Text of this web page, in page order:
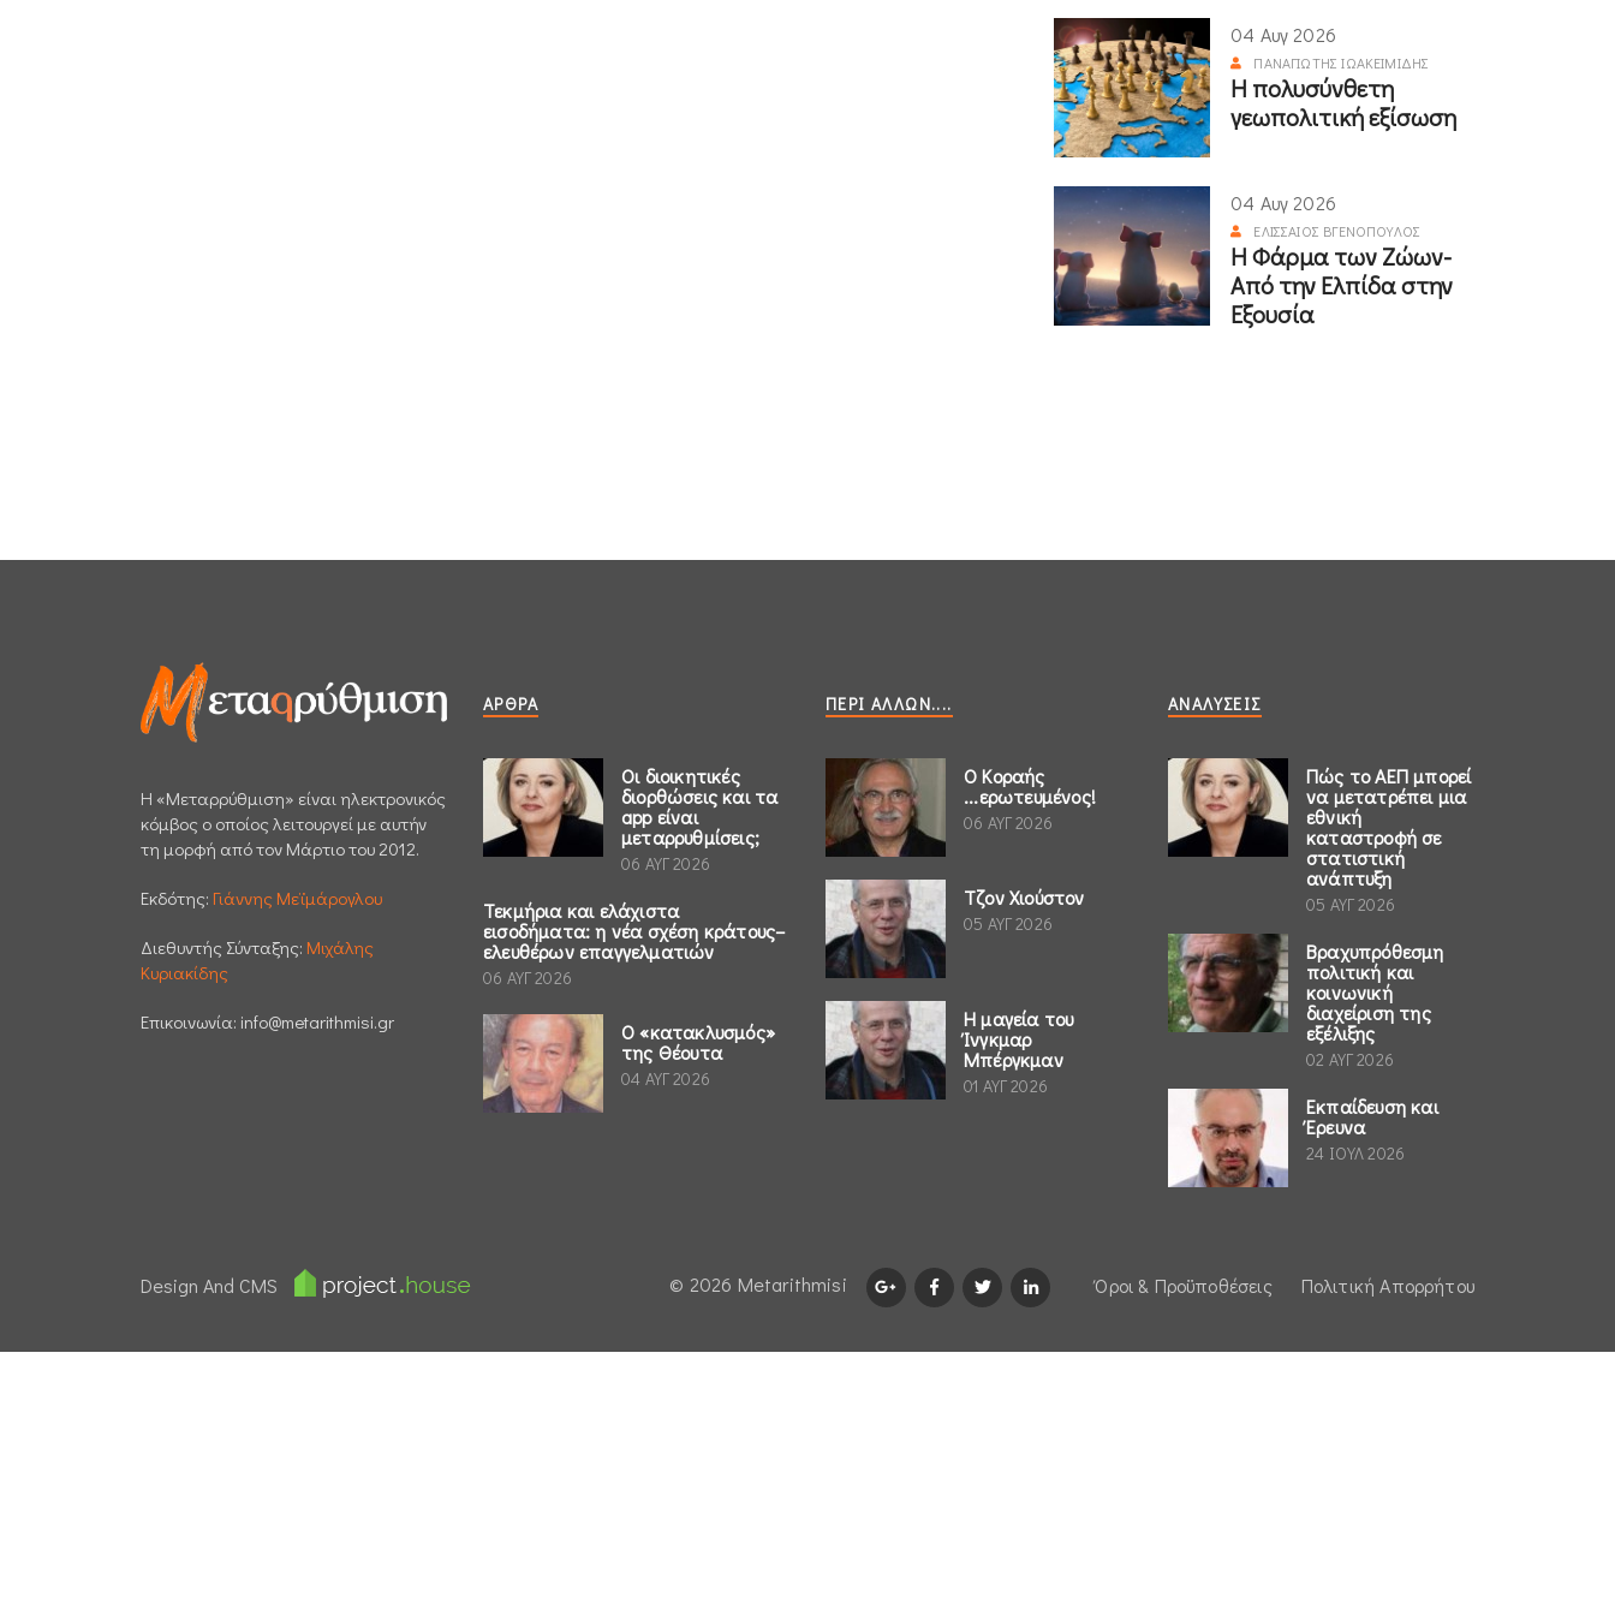
04 Αυγ 2026
ΠΑΝΑΓΙΏΤΗΣ ΙΩΑΚΕΙΜΊΔΗΣ
Η πολυσύνθετη
γεωπολιτική εξίσωση
04 Αυγ 2026
ΕΛΙΣΣΑΊΟΣ ΒΓΕΝΌΠΟΥΛΟΣ
Η Φάρμα των Ζώων-
Από την Ελπίδα στην
Εξουσία
H «Μεταρρύθμιση» είναι ηλεκτρονικός
κόμβος ο οποίος λειτουργεί με αυτήν
τη μορφή από τον Μάρτιο του 2012.
Εκδότης: Γιάννης Μεϊμάρογλου
Διεθυντής Σύνταξης: Μιχάλης
Κυριακίδης
Επικοινωνία: info@metarithmisi.gr
ΆΡΘΡΑ
Οι διοικητικές
διορθώσεις και τα
app είναι
μεταρρυθμίσεις;
06 ΑΥΓ 2026
Τεκμήρια και ελάχιστα
εισοδήματα: η νέα σχέση κράτους–
ελευθέρων επαγγελματιών
06 ΑΥΓ 2026
Ο «κατακλυσμός»
της Θέουτα
04 ΑΥΓ 2026
ΠΕΡΊ ΆΛΛΩΝ....
Ο Κοραής
...ερωτευμένος!
06 ΑΥΓ 2026
Τζον Χιούστον
05 ΑΥΓ 2026
Η μαγεία του
Ίνγκμαρ
Μπέργκμαν
01 ΑΥΓ 2026
ΑΝΑΛΎΣΕΙΣ
Πώς το ΑΕΠ μπορεί
να μετατρέπει μια
εθνική
καταστροφή σε
στατιστική
ανάπτυξη
05 ΑΥΓ 2026
Βραχυπρόθεσμη
πολιτική και
κοινωνική
διαχείριση της
εξέλιξης
02 ΑΥΓ 2026
Εκπαίδευση και
Έρευνα
24 ΙΟΥΛ 2026
Design And CMS Όροι & Προϋποθέσεις Πολιτική Απορρήτου
© 2026 Μetarithmisi